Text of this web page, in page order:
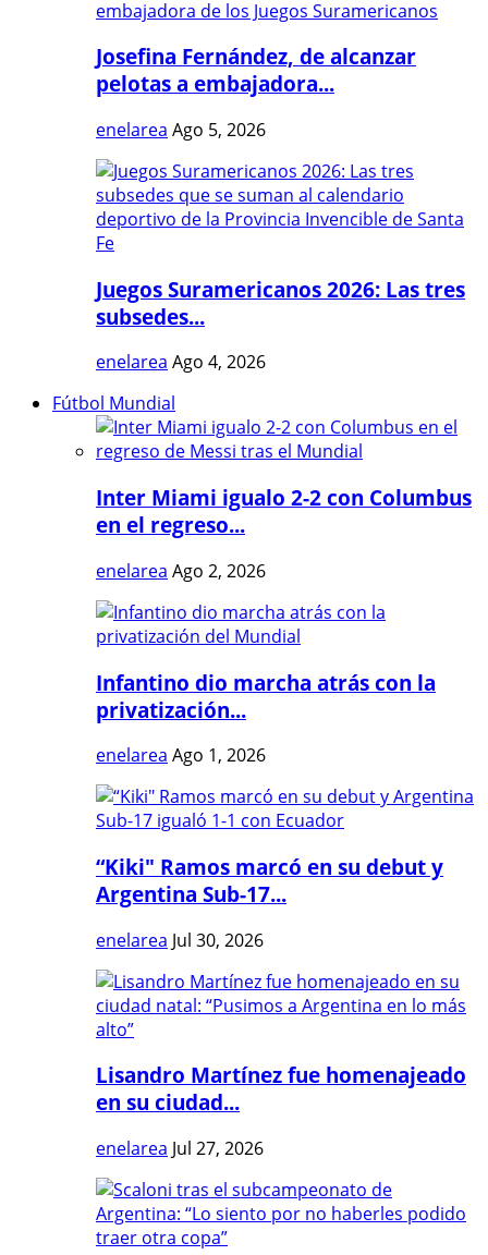
Josefina Fernández, de alcanzar
pelotas a embajadora...
enelarea Ago 5, 2026
Juegos Suramericanos 2026: Las tres
subsedes...
enelarea Ago 4, 2026
Fútbol Mundial
Inter Miami igualo 2-2 con Columbus
en el regreso...
enelarea Ago 2, 2026
Infantino dio marcha atrás con la
privatización...
enelarea Ago 1, 2026
“Kiki" Ramos marcó en su debut y
Argentina Sub-17...
enelarea Jul 30, 2026
Lisandro Martínez fue homenajeado
en su ciudad...
enelarea Jul 27, 2026